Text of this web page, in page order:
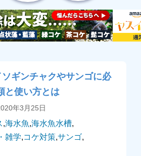
ソギンチャクやサンゴに必
と使い方とは
年3月25日
,海水魚,海水魚水槽,
雑学,コケ対策,サンゴ,